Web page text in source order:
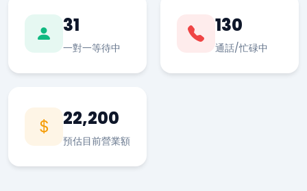
31
一對一等待中
130
通話/忙碌中
22,200
預估目前營業額